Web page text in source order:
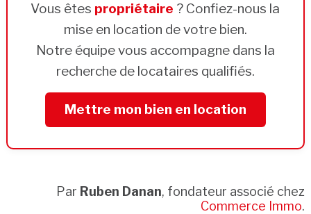
Vous êtes propriétaire ? Confiez-nous la
mise en location de votre bien.
Notre équipe vous accompagne dans la
recherche de locataires qualifiés.
Mettre mon bien en location
Par Ruben Danan, fondateur associé chez
Commerce Immo.